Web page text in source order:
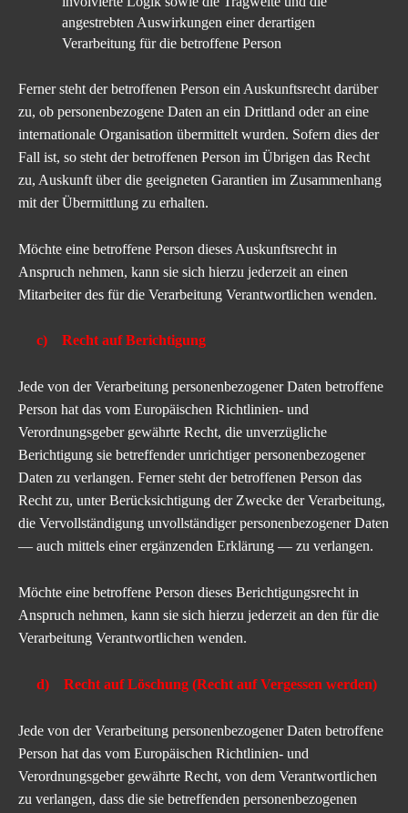
angestrebten Auswirkungen einer derartigen
Verarbeitung für die betroffene Person
Ferner steht der betroffenen Person ein Auskunftsrecht darüber
zu, ob personenbezogene Daten an ein Drittland oder an eine
internationale Organisation übermittelt wurden. Sofern dies der
Fall ist, so steht der betroffenen Person im Übrigen das Recht
zu, Auskunft über die geeigneten Garantien im Zusammenhang
mit der Übermittlung zu erhalten.
Möchte eine betroffene Person dieses Auskunftsrecht in
Anspruch nehmen, kann sie sich hierzu jederzeit an einen
Mitarbeiter des für die Verarbeitung Verantwortlichen wenden.
c) Recht auf Berichtigung
Jede von der Verarbeitung personenbezogener Daten betroffene
Person hat das vom Europäischen Richtlinien- und
Verordnungsgeber gewährte Recht, die unverzügliche
Berichtigung sie betreffender unrichtiger personenbezogener
Daten zu verlangen. Ferner steht der betroffenen Person das
Recht zu, unter Berücksichtigung der Zwecke der Verarbeitung,
die Vervollständigung unvollständiger personenbezogener Daten
— auch mittels einer ergänzenden Erklärung — zu verlangen.
Möchte eine betroffene Person dieses Berichtigungsrecht in
Anspruch nehmen, kann sie sich hierzu jederzeit an den für die
Verarbeitung Verantwortlichen wenden.
d) Recht auf Löschung (Recht auf Vergessen werden)
Jede von der Verarbeitung personenbezogener Daten betroffene
Person hat das vom Europäischen Richtlinien- und
Verordnungsgeber gewährte Recht, von dem Verantwortlichen
zu verlangen, dass die sie betreffenden personenbezogenen